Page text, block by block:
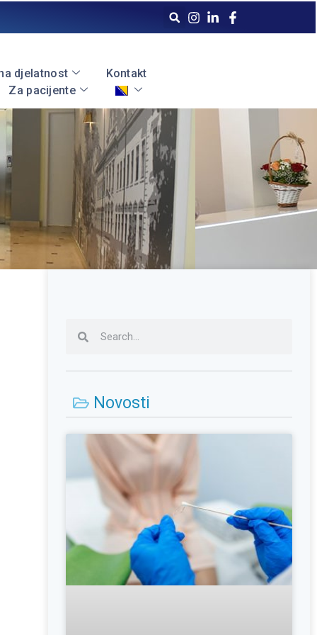
djelatnost
Kontakt
Za pacijente
Novosti